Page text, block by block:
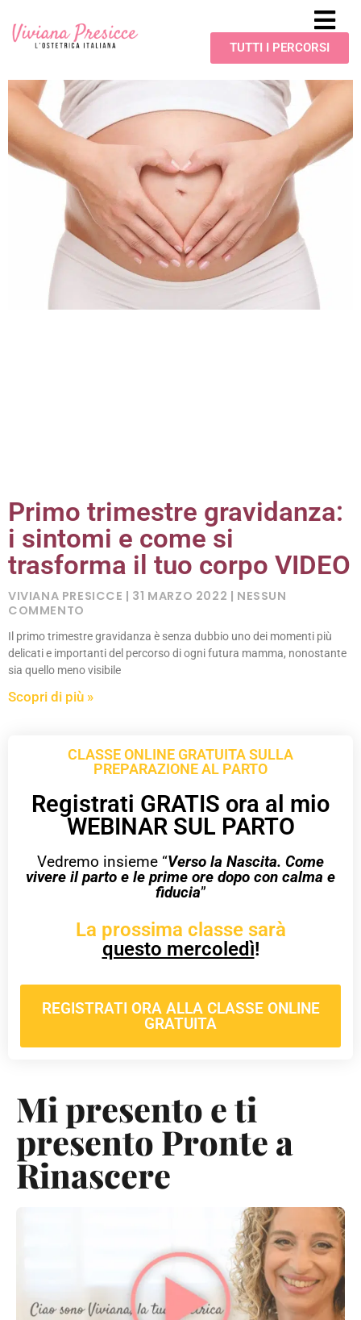
TUTTI I PERCORSI
Primo trimestre gravidanza:
i sintomi e come si
trasforma il tuo corpo VIDEO
VIVIANA PRESICCE 31 MARZO 2022
NESSUN
COMMENTO
Il primo trimestre gravidanza è senza dubbio uno dei momenti più
delicati e importanti del percorso di ogni futura mamma, nonostante
sia quello meno visibile
Scopri di più »
CLASSE ONLINE GRATUITA SULLA
PREPARAZIONE AL PARTO
Registrati GRATIS ora al mio
WEBINAR SUL PARTO
Vedremo insieme “Verso la Nascita. Come
vivere il parto e le prime ore dopo con calma e
fiducia”
La prossima classe sarà
questo mercoledì!
REGISTRATI ORA ALLA CLASSE ONLINE
GRATUITA
Mi presento e ti
presento Pronte a
Rinascere